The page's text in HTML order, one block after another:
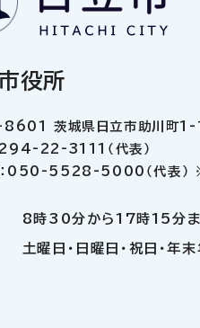
役所
茨城県日立市助川町1-
22-3111（代表）
050-5528-5000（代表） ※
8時30分から17時15分
土曜日・日曜日・祝日・